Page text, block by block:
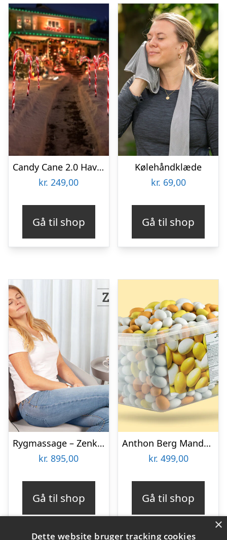
Candy Cane 2.0 Havebelysning – Spralla
kr. 249,00
Gå til shop
Kølehåndklæde
kr. 69,00
Gå til shop
Rygmassage – Zenkuru
kr. 895,00
Gå til shop
Anthon Berg Mandelæg Bland-selv-slik 2 kg
kr. 499,00
Gå til shop
×
Dette website bruger tracking cookies